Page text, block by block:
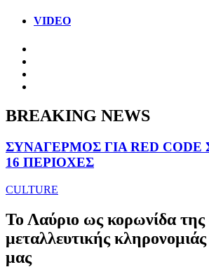
VIDEO
BREAKING NEWS
ΣΥΝΑΓΕΡΜΟΣ ΓΙΑ RED CODE
16 ΠΕΡΙΟΧΕΣ
CULTURE
Το Λαύριο ως κορωνίδα της
μεταλλευτικής
μας